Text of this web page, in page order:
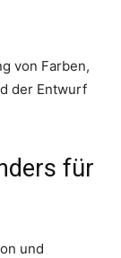
von Farben,
der Entwurf
für
und